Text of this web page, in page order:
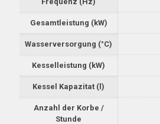
Gesamtleistung (kW)
Wasserversorgung (°C)
Kesselleistung (kW)
Kessel Kapazitat (l)
Anzahl der Korbe /
Stunde